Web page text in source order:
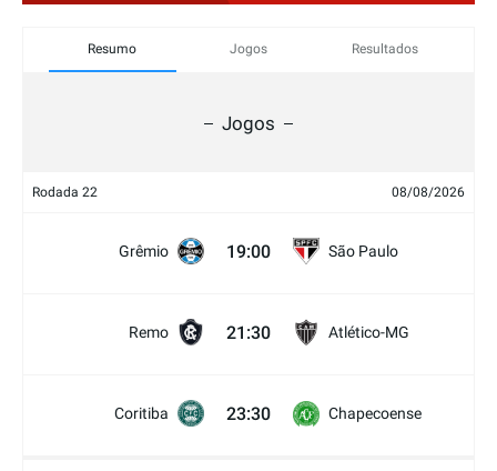
Resumo Jogos Resultados
Jogos
Rodada 22 08/08/2026
Grêmio 19:00 São Paulo
Remo 21:30 Atlético-MG
Coritiba 23:30 Chapecoense